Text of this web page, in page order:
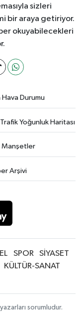
sizleri
bir araya getiriyor.
okuyabilecekleri
Hava Durumu
Yoğunluk Haritası
Manşetler
Arşivi
SPOR
SİYASET
KÜLTÜR-SANAT
sorumludur.